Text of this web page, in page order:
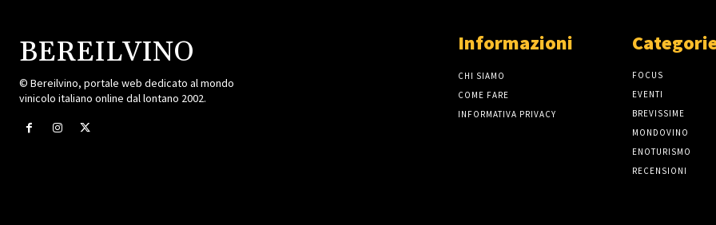
BEREILVINO
© Bereilvino, portale web dedicato al mondo
vinicolo italiano online dal lontano 2002.
Informazioni
CHI SIAMO
COME FARE
INFORMATIVA PRIVACY
FOCUS
EVENTI
BREVISSIME
MONDOVINO
ENOTURISMO
RECENSIONI